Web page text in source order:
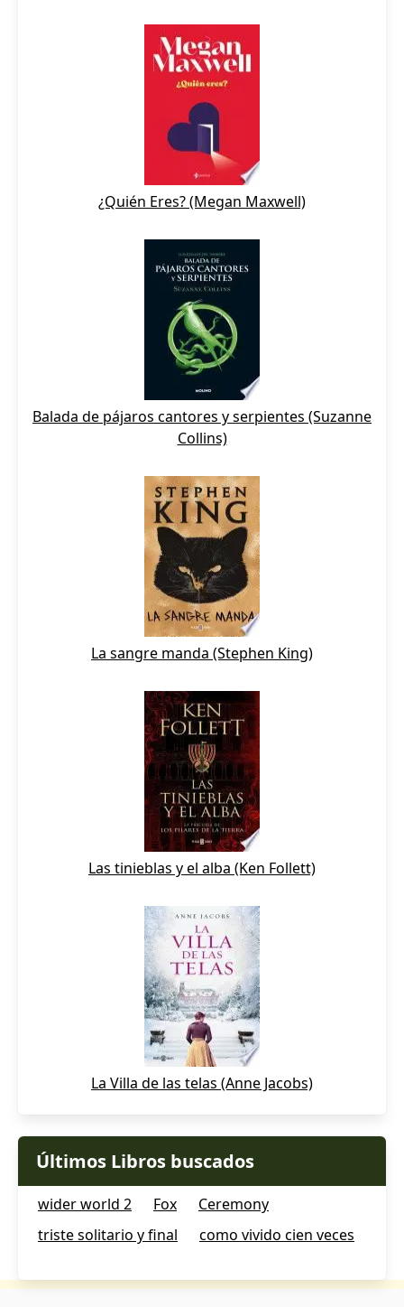
¿Quién Eres? (Megan Maxwell)
Balada de pájaros cantores y serpientes (Suzanne
Collins)
La sangre manda (Stephen King)
Las tinieblas y el alba (Ken Follett)
La Villa de las telas (Anne Jacobs)
Últimos Libros buscados
wider world 2 Fox
Ceremony
triste solitario y final
como vivido cien veces